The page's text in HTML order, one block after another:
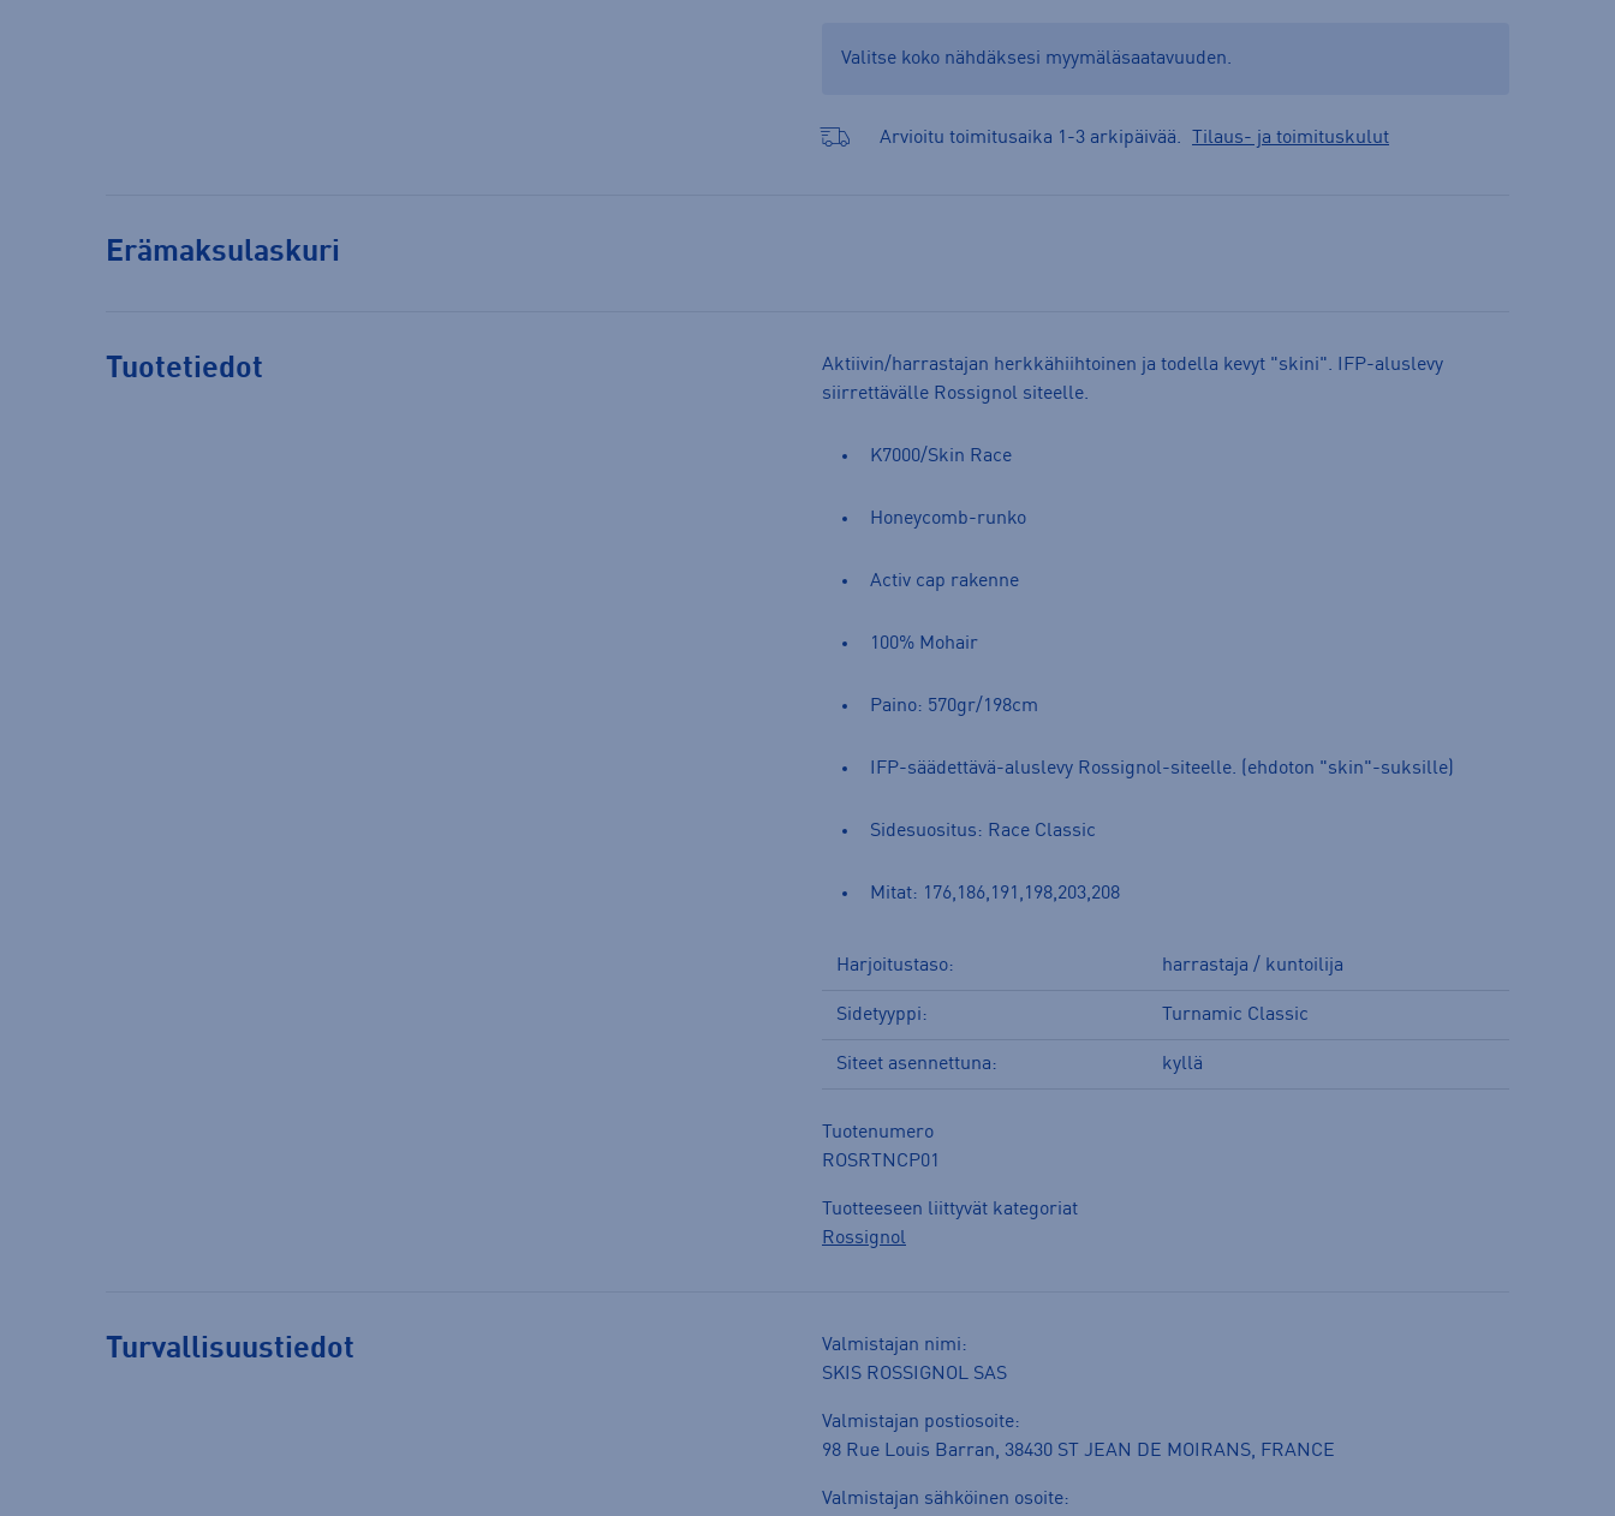
Valitse koko nähdäksesi myymäläsaatavuuden.
Arvioitu toimitusaika 1-3 arkipäivää. Tilaus- ja toimituskulut
Erämaksulaskuri
Tuotetiedot
Aktiivin/harrastajan herkkähiihtoinen ja todella kevyt "skini". IFP-aluslevy
siirrettävälle Rossignol siteelle.
K7000/Skin Race
Honeycomb-runko
Activ cap rakenne
100% Mohair
Paino: 570gr/198cm
IFP-säädettävä-aluslevy Rossignol-siteelle. (ehdoton "skin"-suksille)
Sidesuositus: Race Classic
Mitat: 176,186,191,198,203,208
Harjoitustaso: harrastaja / kuntoilija
Sidetyyppi: Turnamic Classic
Siteet asennettuna: kyllä
Tuotenumero
ROSRTNCP01
Tuotteeseen liittyvät kategoriat
Rossignol
Turvallisuustiedot
Valmistajan nimi:
SKIS ROSSIGNOL SAS
Valmistajan postiosoite:
98 Rue Louis Barran, 38430 ST JEAN DE MOIRANS, FRANCE
Valmistajan sähköinen osoite: